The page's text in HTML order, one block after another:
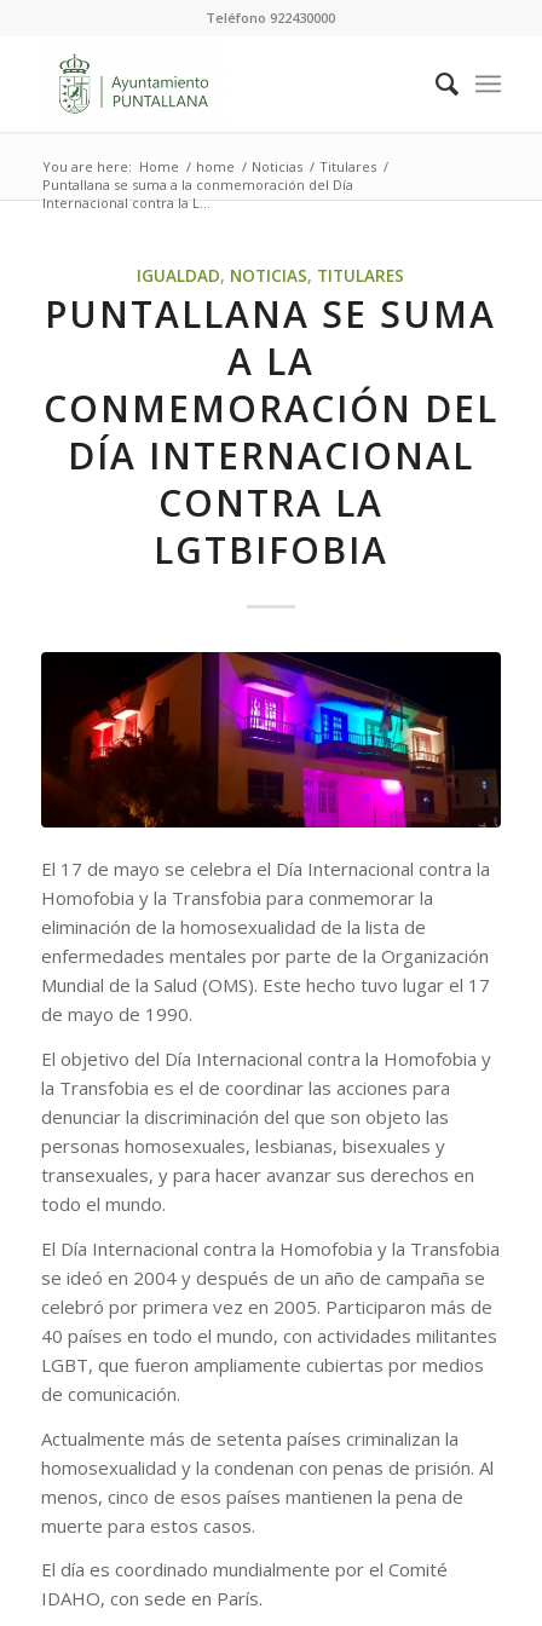
Teléfono 922430000
You are here: Home / home / Noticias / Titulares /
Puntallana se suma a la conmemoración del Día
Internacional contra la L...
IGUALDAD, NOTICIAS, TITULARES
PUNTALLANA SE SUMA
A LA
CONMEMORACIÓN DEL
DÍA INTERNACIONAL
CONTRA LA
LGTBIFOBIA
El 17 de mayo se celebra el Día Internacional contra la
Homofobia y la Transfobia para conmemorar la
eliminación de la homosexualidad de la lista de
enfermedades mentales por parte de la Organización
Mundial de la Salud (OMS). Este hecho tuvo lugar el 17
de mayo de 1990.
El objetivo del Día Internacional contra la Homofobia y
la Transfobia es el de coordinar las acciones para
denunciar la discriminación del que son objeto las
personas homosexuales, lesbianas, bisexuales y
transexuales, y para hacer avanzar sus derechos en
todo el mundo.
El Día Internacional contra la Homofobia y la Transfobia
se ideó en 2004 y después de un año de campaña se
celebró por primera vez en 2005. Participaron más de
40 países en todo el mundo, con actividades militantes
LGBT, que fueron ampliamente cubiertas por medios
de comunicación.
Actualmente más de setenta países criminalizan la
homosexualidad y la condenan con penas de prisión. Al
menos, cinco de esos países mantienen la pena de
muerte para estos casos.
El día es coordinado mundialmente por el Comité
IDAHO, con sede en París.